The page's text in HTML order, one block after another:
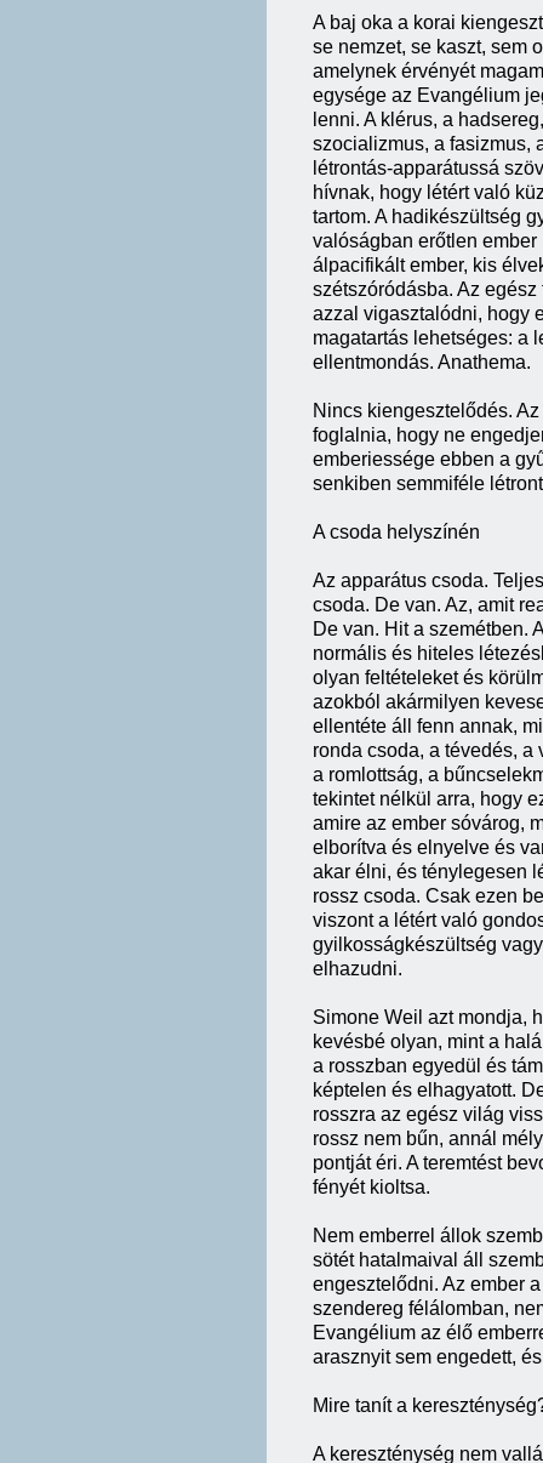
A baj oka a korai
se nemzet, se kaszt, sem
amelynek érvényét
egysége az Evangélium
lenni. A klérus, a
szocializmus, a fasizmus,
létrontás-apparátussá
hívnak, hogy létért való
tartom. A hadikészültség
valóságban erőtlen
álpacifikált ember, kis
szétszóródásba. Az
azzal vigasztalódni, hogy
magatartás lehetséges: a
ellentmondás. Anathema.
Nincs kiengesztelődés.
foglalnia, hogy ne
emberiessége ebben a
senkiben semmiféle
A csoda helyszínén
Az apparátus csoda.
csoda. De van. Az, amit
De van. Hit a szemétben.
normális és hiteles
olyan feltételeket és
azokból akármilyen
ellentéte áll fenn annak,
ronda csoda, a tévedés, a
a romlottság, a
tekintet nélkül arra, hogy
amire az ember sóvárog,
elborítva és elnyelve és
akar élni, és ténylegesen
rossz csoda. Csak ezen
viszont a létért való
gyilkosságkészültség
elhazudni.
Simone Weil azt mondja,
kevésbé olyan, mint a
a rosszban egyedül és
képtelen és elhagyatott.
rosszra az egész világ
rossz nem bűn, annál
pontját éri. A teremtést
fényét kioltsa.
Nem emberrel állok
sötét hatalmaival áll
engesztelődni. Az ember
szendereg félálomban,
Evangélium az élő
arasznyit sem engedett,
Mire tanít a
A kereszténység nem